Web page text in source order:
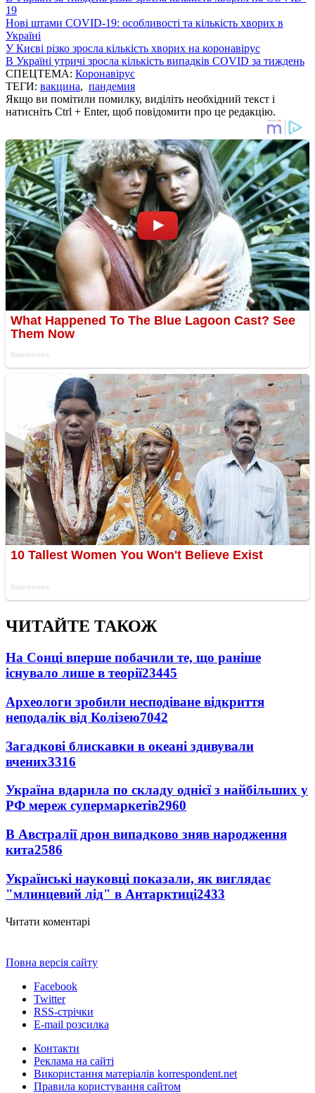
19
Нові штами COVID-19: особливості та кількість хворих в
Україні
У Києві різко зросла кількість хворих на коронавірус
В Україні утричі зросла кількість випадків COVID за тиждень
СПЕЦТЕМА: Коронавірус
ТЕГИ: вакцина, пандемия
Якщо ви помітили помилку, виділіть необхідний текст і
натисніть Ctrl + Enter, щоб повідомити про це редакцію.
ЧИТАЙТЕ ТАКОЖ
На Сонці вперше побачили те, що раніше
існувало лише в теорії23445
Археологи зробили несподіване відкриття
неподалік від Колізею7042
Загадкові блискавки в океані здивували
вчених3316
Україна вдарила по складу однієї з найбільших у
РФ мереж супермаркетів2960
В Австралії дрон випадково зняв народження
кита2586
Українські науковці показали, як виглядає
"млинцевий лід" в Антарктиці2433
Читати коментарі
Повна версія сайту
Facebook
Twitter
RSS-стрічки
E-mail розсилка
Контакти
Реклама на сайті
Використання матеріалів korrespondent.net
Правила користування сайтом